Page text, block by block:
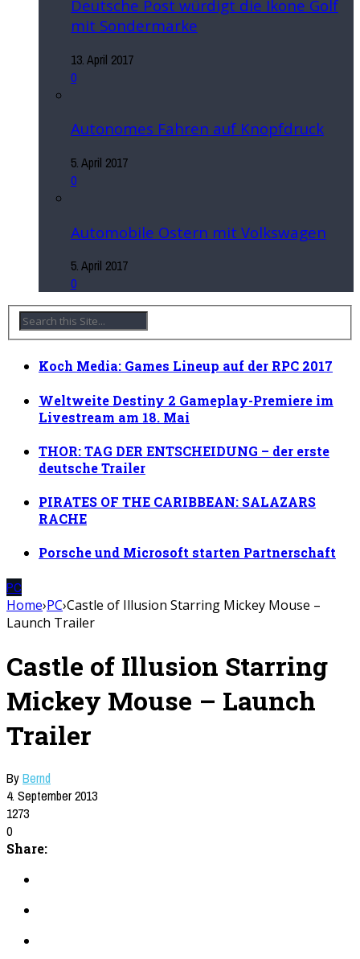
Deutsche Post würdigt die Ikone Golf
mit Sondermarke
13. April 2017
0
Autonomes Fahren auf Knopfdruck
5. April 2017
0
Automobile Ostern mit Volkswagen
5. April 2017
0
Koch Media: Games Lineup auf der RPC 2017
Weltweite Destiny 2 Gameplay-Premiere im
Livestream am 18. Mai
THOR: TAG DER ENTSCHEIDUNG – der erste
deutsche Trailer
PIRATES OF THE CARIBBEAN: SALAZARS
RACHE
Porsche und Microsoft starten Partnerschaft
PC
Home›PC›Castle of Illusion Starring Mickey Mouse –
Launch Trailer
Castle of Illusion Starring
Mickey Mouse – Launch
Trailer
ByBernd
4. September 2013
1273
0
Share: